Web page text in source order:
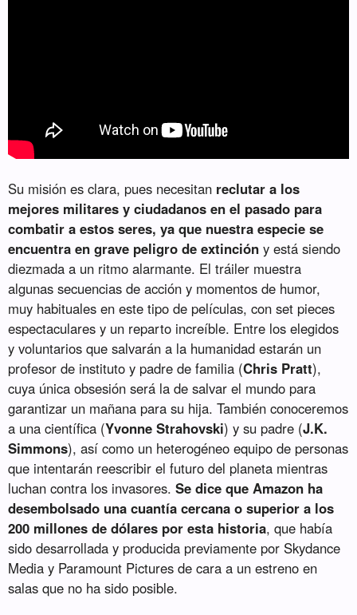
Su misión es clara, pues necesitan reclutar a los
mejores militares y ciudadanos en el pasado para
combatir a estos seres, ya que nuestra especie se
encuentra en grave peligro de extinción y está siendo
diezmada a un ritmo alarmante. El tráiler muestra
algunas secuencias de acción y momentos de humor,
muy habituales en este tipo de películas, con set pieces
espectaculares y un reparto increíble. Entre los elegidos
y voluntarios que salvarán a la humanidad estarán un
profesor de instituto y padre de familia (Chris Pratt),
cuya única obsesión será la de salvar el mundo para
garantizar un mañana para su hija. También conoceremos
a una científica (Yvonne Strahovski) y su padre (J.K.
Simmons), así como un heterogéneo equipo de personas
que intentarán reescribir el futuro del planeta mientras
luchan contra los invasores.Se dice que Amazon ha
desembolsado una cuantía cercana o superior a los
200 millones de dólares por esta historia, que había
sido desarrollada y producida previamente por Skydance
Media y Paramount Pictures de cara a un estreno en
salas que no ha sido posible.